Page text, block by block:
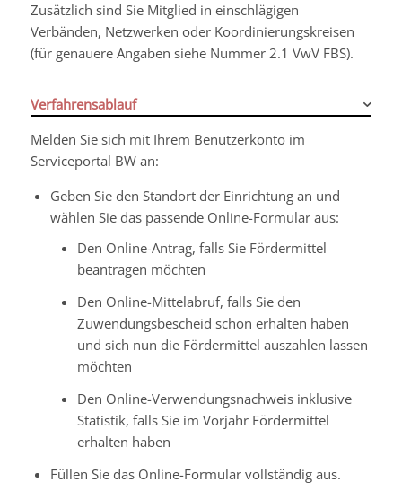
Zusätzlich sind Sie Mitglied in einschlägigen
Verbänden, Netzwerken oder Koordinierungskreisen
(für genauere Angaben siehe Nummer 2.1 VwV FBS).
Verfahrensablauf
Melden Sie sich mit Ihrem Benutzerkonto im
Serviceportal BW an:
Geben Sie den Standort der Einrichtung an und
wählen Sie das passende Online-Formular aus:
Den Online-Antrag, falls Sie Fördermittel
beantragen möchten
Den Online-Mittelabruf, falls Sie den
Zuwendungsbescheid schon erhalten haben
und sich nun die Fördermittel auszahlen lassen
möchten
Den Online-Verwendungsnachweis inklusive
Statistik, falls Sie im Vorjahr Fördermittel
erhalten haben
Füllen Sie das Online-Formular vollständig aus.